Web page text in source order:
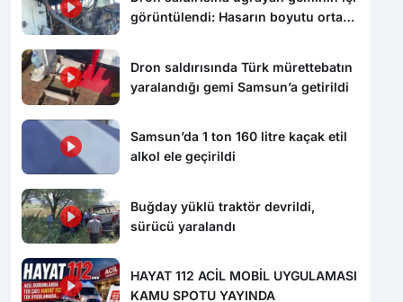
yaralandığı gemi Samsun’a getirildi
Samsun’da 1 ton 160 litre kaçak etil
alkol ele geçirildi
Buğday yüklü traktör devrildi,
sürücü yaralandı
HAYAT 112 ACİL MOBİL UYGULAMASI
KAMU SPOTU YAYINDA